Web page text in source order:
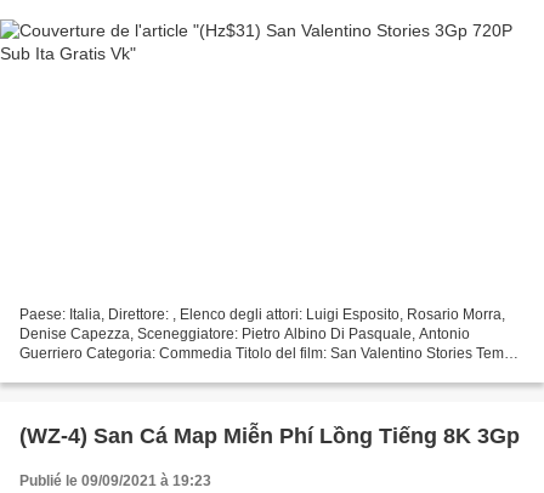
Paese: Italia, Direttore: , Elenco degli attori: Luigi Esposito, Rosario Morra,
Denise Capezza, Sceneggiatore: Pietro Albino Di Pasquale, Antonio
Guerriero Categoria: Commedia Titolo del film: San Valentino Stories Tempo
(WZ-4) San Cá Map Miễn Phí Lồng Tiếng 8K 3Gp
Publié le 09/09/2021 à 19:23